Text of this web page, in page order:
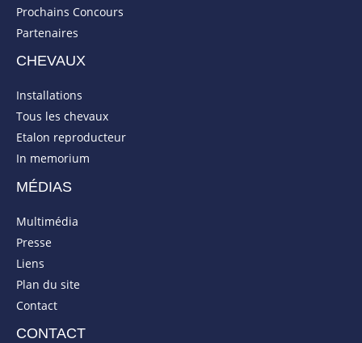
Prochains Concours
Partenaires
CHEVAUX
Installations
Tous les chevaux
Etalon reproducteur
In memorium
MÉDIAS
Multimédia
Presse
Liens
Plan du site
Contact
CONTACT